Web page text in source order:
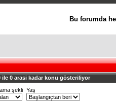
Bu forumda
0 arasi kadar konu gösteriliyor
şekli Yaş